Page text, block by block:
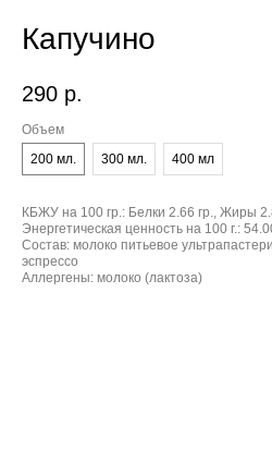
Капучино
290 р.
Объем
200 мл.
300 мл. 400 мл
КБЖУ на 100 гр.: Белки 2.66 гр., Жиры
Энергетическая ценность на 100 г.:
Состав: молоко питьевое
эспрессо
Аллергены: молоко (лактоза)